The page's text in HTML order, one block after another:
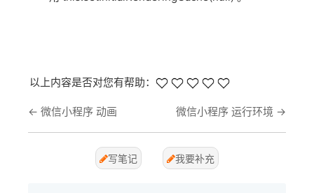
以上内容是否对您有帮助：
← 微信小程序 动画 微信小程序 运行环境 →
写笔记 我要补充